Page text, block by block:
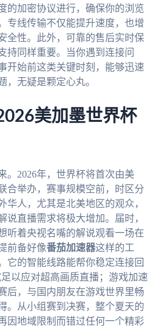
的加密协议进行，确保你的浏览
专线传输不仅能提升速度，也增
全性。此外，可靠的售后实时保
持同样重要。当你遇到连接问
开始前这类关键时刻，能够迅速
，无疑是颗定心丸。
美加墨世界杯
。2026年，世界杯将首次由美
合举办，赛事规模空前，时区分
华人，尤其是北美地区的观众，
说直播需求将极大增加。届时，
听着央视名嘴的解说观看一场在
前备好像番茄加速器这样的工
它的智能线路能帮你稳定连接回
以应对超高画质直播；游戏加速
后，与国内朋友在游戏世界里畅
。从小组赛到决赛，整个夏天的
因地域限制而错过任何一个精彩